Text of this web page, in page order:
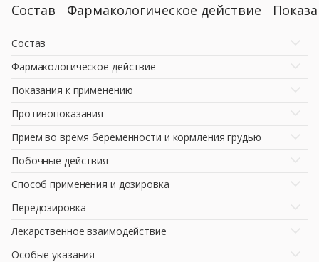
Состав Фармакологическое действие
Состав
Фармакологическое действие
Показания к применению
Противопоказания
Прием во время беременности и кормления грудью
Побочные действия
Способ применения и дозировка
Передозировка
Лекарственное взаимодействие
Особые указания